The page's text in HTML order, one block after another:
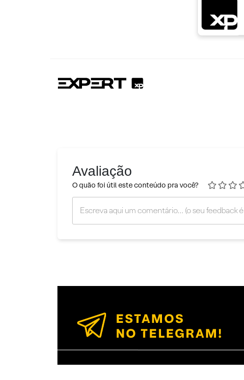
Avaliação
O quão foi útil este conteúdo pra você?